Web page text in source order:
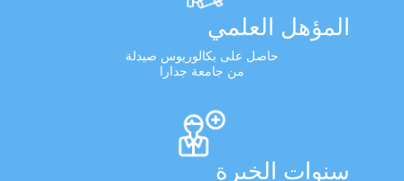
المؤهل العلمي
حاصل على بكالوريوس صيدلة
من جامعة جدارا
سنوات الخبرة